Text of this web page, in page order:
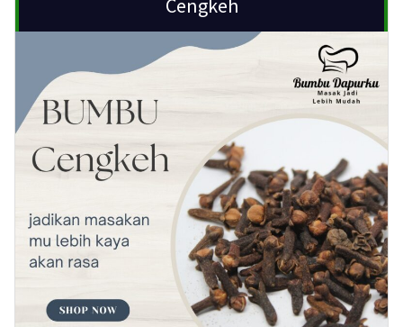
Cengkeh